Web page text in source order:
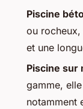
Piscine
ou
et une
Piscine sur
gamme,
notamment